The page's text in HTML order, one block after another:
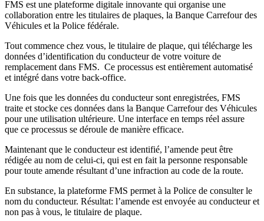
FMS est une plateforme digitale innovante qui organise une
collaboration entre les titulaires de plaques, la Banque Carrefour des
Véhicules et la Police fédérale.
Tout commence chez vous, le titulaire de plaque, qui télécharge les
données d’identification du conducteur de votre voiture de
remplacement dans FMS. Ce processus est entièrement automatisé
et intégré dans votre back-office.
Une fois que les données du conducteur sont enregistrées, FMS
traite et stocke ces données dans la Banque Carrefour des Véhicules
pour une utilisation ultérieure. Une interface en temps réel assure
que ce processus se déroule de manière efficace.
Maintenant que le conducteur est identifié, l’amende peut être
rédigée au nom de celui-ci, qui est en fait la personne responsable
pour toute amende résultant d’une infraction au code de la route.
En substance, la plateforme FMS permet à la Police de consulter le
nom du conducteur. Résultat: l’amende est envoyée au conducteur et
non pas à vous, le titulaire de plaque.